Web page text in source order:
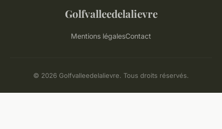
Golfvalleedelalievre
Mentions légalesContact
© 2026 Golfvalleedelalievre. Tous droits réservés.